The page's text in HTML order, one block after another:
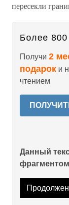
пересекли
Более 800
Получи 2
подарок и
чтением
Данный